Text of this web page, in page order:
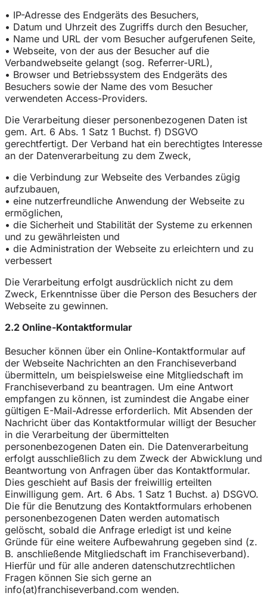
• IP-Adresse des Endgeräts des Besuchers,
• Datum und Uhrzeit des Zugriffs durch den Besucher,
• Name und URL der vom Besucher aufgerufenen Seite,
• Webseite, von der aus der Besucher auf die
Verbandwebseite gelangt (sog. Referrer-URL),
• Browser und Betriebssystem des Endgeräts des
Besuchers sowie der Name des vom Besucher
verwendeten Access-Providers.
Die Verarbeitung dieser personenbezogenen Daten ist
gem. Art. 6 Abs. 1 Satz 1 Buchst. f) DSGVO
gerechtfertigt. Der Verband hat ein berechtigtes Interesse
an der Datenverarbeitung zu dem Zweck,
• die Verbindung zur Webseite des Verbandes zügig
aufzubauen,
• eine nutzerfreundliche Anwendung der Webseite zu
ermöglichen,
• die Sicherheit und Stabilität der Systeme zu erkennen
und zu gewährleisten und
• die Administration der Webseite zu erleichtern und zu
verbessert
Die Verarbeitung erfolgt ausdrücklich nicht zu dem
Zweck, Erkenntnisse über die Person des Besuchers der
Webseite zu gewinnen.
2.2 Online-Kontaktformular
Besucher können über ein Online-Kontaktformular auf
der Webseite Nachrichten an den Franchiseverband
übermitteln, um beispielsweise eine Mitgliedschaft im
Franchiseverband zu beantragen. Um eine Antwort
empfangen zu können, ist zumindest die Angabe einer
gültigen E-Mail-Adresse erforderlich. Mit Absenden der
Nachricht über das Kontaktformular willigt der Besucher
in die Verarbeitung der übermittelten
personenbezogenen Daten ein. Die Datenverarbeitung
erfolgt ausschließlich zu dem Zweck der Abwicklung und
Beantwortung von Anfragen über das Kontaktformular.
Dies geschieht auf Basis der freiwillig erteilten
Einwilligung gem. Art. 6 Abs. 1 Satz 1 Buchst. a) DSGVO.
Die für die Benutzung des Kontaktformulars erhobenen
personenbezogenen Daten werden automatisch
gelöscht, sobald die Anfrage erledigt ist und keine
Gründe für eine weitere Aufbewahrung gegeben sind (z.
B. anschließende Mitgliedschaft im Franchiseverband).
Hierfür und für alle anderen datenschutzrechtlichen
Fragen können Sie sich gerne an
info(at)franchiseverband.com wenden.